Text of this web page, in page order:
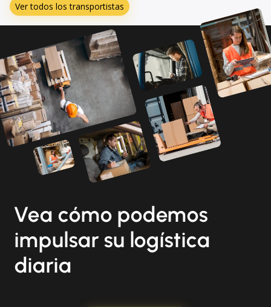
Ver todos los transportistas
Vea cómo podemos
impulsar su logística
diaria